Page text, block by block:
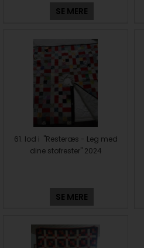
SE MERE
61. lod i "Resteræs - Leg med
dine stofrester" 2024
SE MERE